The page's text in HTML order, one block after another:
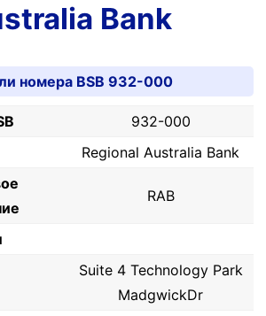
Bank
номера BSB 932-000
932-000
Regional Australia Bank
RAB
Suite 4 Technology Park
MadgwickDr